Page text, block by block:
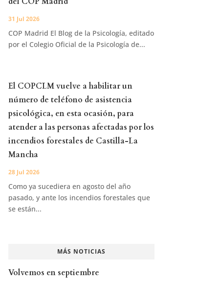
31 Jul 2026
COP Madrid El Blog de la Psicología, editado
por el Colegio Oficial de la Psicología de...
El COPCLM vuelve a habilitar un
número de teléfono de asistencia
psicológica, en esta ocasión, para
atender a las personas afectadas por los
incendios forestales de Castilla-La
Mancha
28 Jul 2026
Como ya sucediera en agosto del año
pasado, y ante los incendios forestales que
se están...
MÁS NOTICIAS
Volvemos en septiembre